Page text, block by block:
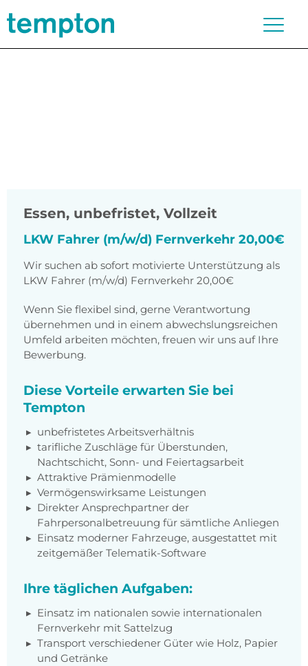
Essen, unbefristet, Vollzeit
LKW Fahrer (m/w/d) Fernverkehr 20,00€
Wir suchen ab sofort motivierte Unterstützung als
LKW Fahrer (m/w/d) Fernverkehr 20,00€
Wenn Sie flexibel sind, gerne Verantwortung
übernehmen und in einem abwechslungsreichen
Umfeld arbeiten möchten, freuen wir uns auf Ihre
Bewerbung.
Diese Vorteile erwarten Sie bei
Tempton
unbefristetes Arbeitsverhältnis
tarifliche Zuschläge für Überstunden,
Nachtschicht, Sonn- und Feiertagsarbeit
Attraktive Prämienmodelle
Vermögenswirksame Leistungen
Direkter Ansprechpartner der
Fahrpersonalbetreuung für sämtliche Anliegen
Einsatz moderner Fahrzeuge, ausgestattet mit
zeitgemäßer Telematik-Software
Ihre täglichen Aufgaben:
Einsatz im nationalen sowie internationalen
Fernverkehr mit Sattelzug
Transport verschiedener Güter wie Holz, Papier
und Getränke